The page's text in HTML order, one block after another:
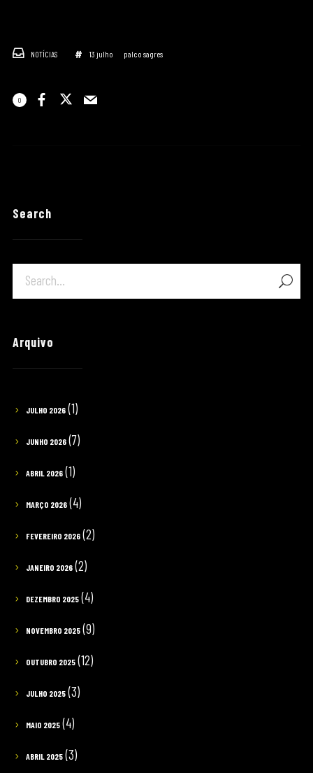
NOTÍCIAS 13 julho palco sagres
0
Search
Arquivo
JULHO 2026(1)
JUNHO 2026(7)
ABRIL 2026(1)
MARÇO 2026(4)
FEVEREIRO 2026(2)
JANEIRO 2026(2)
DEZEMBRO 2025(4)
NOVEMBRO 2025(9)
OUTUBRO 2025(12)
JULHO 2025(3)
MAIO 2025(4)
ABRIL 2025(3)